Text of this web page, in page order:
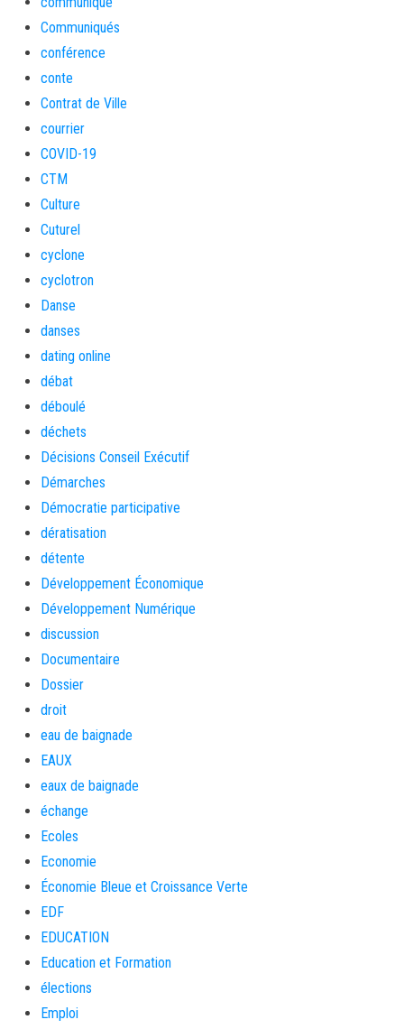
Communiqués
conférence
conte
Contrat de Ville
courrier
COVID-19
CTM
Culture
Cuturel
cyclone
cyclotron
Danse
danses
dating online
débat
déboulé
déchets
Décisions Conseil Exécutif
Démarches
Démocratie participative
dératisation
détente
Développement Économique
Développement Numérique
discussion
Documentaire
Dossier
droit
eau de baignade
EAUX
eaux de baignade
échange
Ecoles
Economie
Économie Bleue et Croissance Verte
EDF
EDUCATION
Education et Formation
élections
Emploi